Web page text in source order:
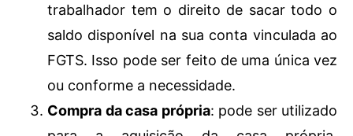
trabalhador tem o direito de sacar todo o
saldo disponível na sua conta vinculada ao
FGTS. Isso pode ser feito de uma única vez
ou conforme a necessidade.
Compra da casa própria: pode ser utilizado